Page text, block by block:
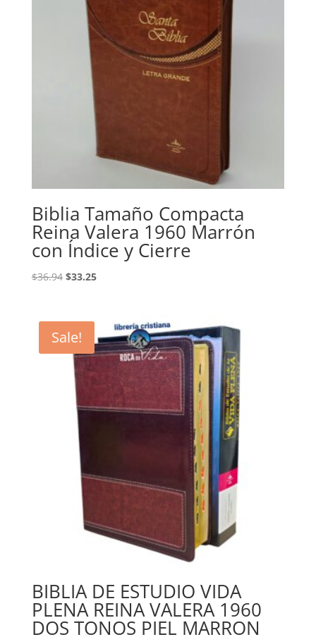
Biblia Tamaño Compacta
Reina Valera 1960 Marrón
con Índice y Cierre
$36.94 Original
$36.94.
$33.25Current
$33.25.
Sale!
BIBLIA DE ESTUDIO VIDA
PLENA REINA VALERA 1960
DOS TONOS PIEL MARRON